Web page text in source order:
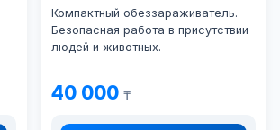
Компактный обеззараживатель.
Безопасная работа в присутствии
людей и животных.
40 000₸